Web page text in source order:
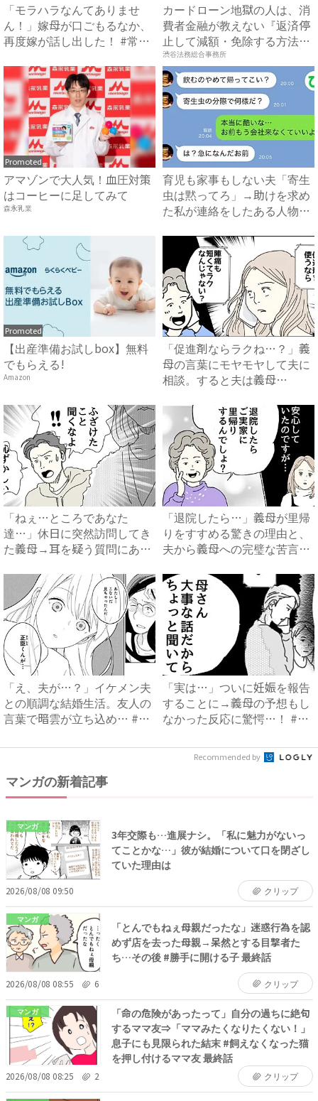
「モラハラなんてありませ
ん！」嫁母が口ごもるなか、
再度嫁が話し出した！ #常識
カードローン地獄の人は、消
費者金融が教えない『返済停
止して減額・免除する方法』
で...
渋谷法務総合事務所
Promoted
アマゾンで大人気！血圧対策
はコーヒーに足してみて
森永乳業
育児も家事もしない夫「寄生
虫は黙ってろ」→助けを求め
た私が連絡をしたある人物と
Promoted
【出産準備お試しbox】無料
でもらえる!
Amazon
「促進剤ならラクね…？」義
母の言葉にモヤモヤして夫に
相談。すると夫は義母
「ねぇ…ところであなた
達…」休日に突然訪問してき
た義母→耳を疑う質問にあ
「退院したら…」義母が里帰
りをすすめる驚きの理由と、
夫から義母への完璧な苦言
「え、夫が…？」イケメン夫
との順調な結婚生活。友人の
言葉で暗雲が立ち込め… #
「実は…」ついに妊娠を報告
することに→義母の予想もし
なかった反応に驚愕…！ #
Recommended by
マンガの新着記事
マンガ
3年交際も…進展ナシ。「私に魅力がないっ
てことかな…」彼が結婚について口を閉ざし
ていた理由は
2026/08/08 09:50 クリップ
マンガ
「とんでもねぇ母親だったな」迷惑行為を認
めず店を去った母親→呆然とする目撃者た
ち…その後 #勝手に開ける子 最終話
2026/08/08 08:55 6 クリップ
マンガ
「命の危険があったって」自分の過ちに絶句
するママ友⇒「ママみたくなりたくない！」
息子にも見限られた結末 #飼えなくなった猫
を押し付けるママ友 最終話
2026/08/08 08:25 2 クリップ